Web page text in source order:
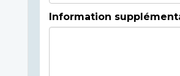
Information